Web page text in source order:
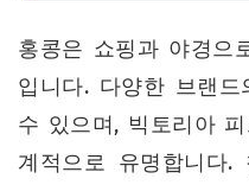
홍콩은 쇼핑과 야경으
입니다. 다양한 브랜
수 있으며, 빅토리아
계적으로 유명합니다